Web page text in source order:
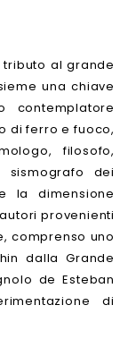
al grande
una chiave
contemplatore
di ferro e fuoco,
filosofo,
sismografo dei
la dimensione
provenienti
comprenso uno
dalla Grande
de Esteban
di